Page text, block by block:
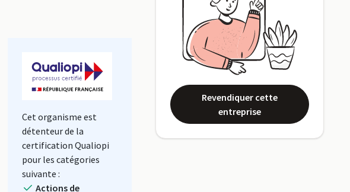
Cet organisme est
détenteur de la
certification Qualiopi
pour les catégories
suivante :
Actions de
Revendiquer cette
entreprise